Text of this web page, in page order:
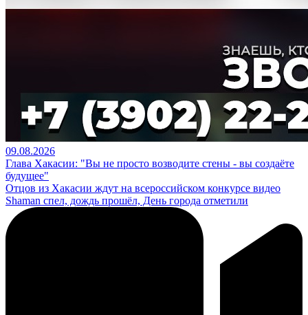
09.08.2026
Глава Хакасии: "Вы не просто возводите стены - вы создаёте
будущее"
Отцов из Хакасии ждут на всероссийском конкурсе видео
Shaman спел, дождь прошёл, День города отметили